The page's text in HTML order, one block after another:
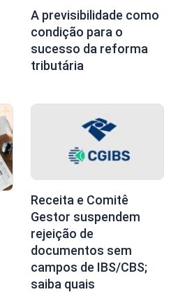
A previsibilidade como
condição para o
sucesso da reforma
tributária
Receita e Comitê
Gestor suspendem
rejeição de
documentos sem
campos de IBS/CBS;
saiba quais